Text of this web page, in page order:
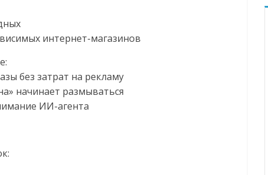
интернет-магазинов
без затрат на рекламу
начинает размываться
ИИ-агента